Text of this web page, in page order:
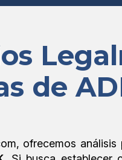
de
ofrecemos